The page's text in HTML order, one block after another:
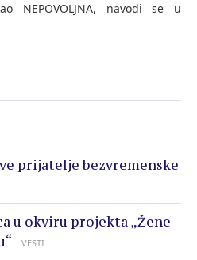
NEPOVOLJNA, navodi se u
prijatelje bezvremenske
u okviru projekta „Žene
VESTI